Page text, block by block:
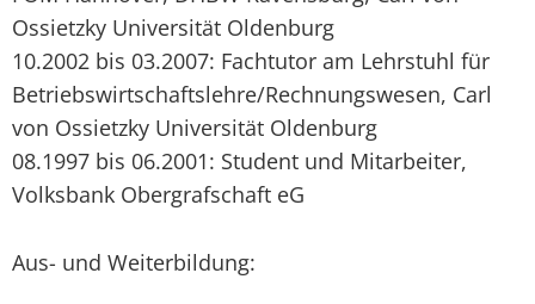
Ossietzky Universität Oldenburg
10.2002 bis 03.2007: Fachtutor am Lehrstuhl für
Betriebswirtschaftslehre/Rechnungswesen, Carl
von Ossietzky Universität Oldenburg
08.1997 bis 06.2001: Student und Mitarbeiter,
Volksbank Obergrafschaft eG
Aus- und Weiterbildung: